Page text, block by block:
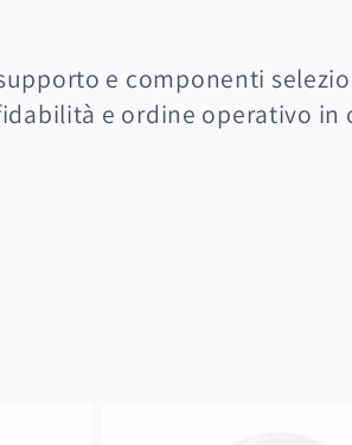
e componenti
e ordine operativo in